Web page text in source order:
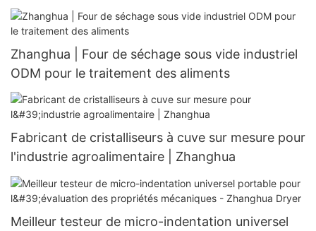
Zhanghua | Four de séchage sous vide industriel
ODM pour le traitement des aliments
Fabricant de cristalliseurs à cuve sur mesure pour
l'industrie agroalimentaire | Zhanghua
Meilleur testeur de micro-indentation universel